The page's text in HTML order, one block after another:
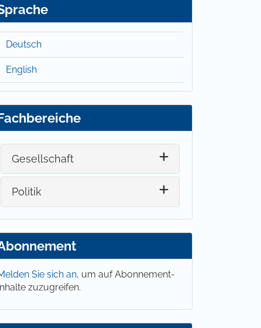
Deutsch
English
Gesellschaft
Politik
Sie sich an, um auf Abonnement-
Inhalte zuzugreifen.